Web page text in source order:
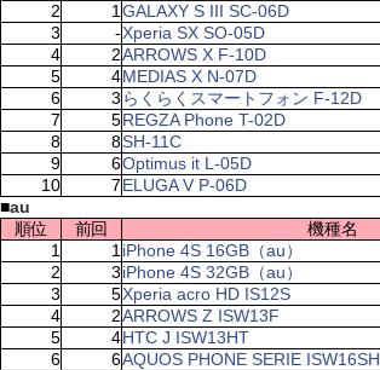
2
1 GALAXY S III SC-06D
3
-Xperia SX SO-05D
4
2ARROWS X F-10D
5
4MEDIAS X N-07D
6
3 らくらくスマートフォン F-12D
7
5REGZA Phone T-02D
8
8SH-11C
9
6Optimus it L-05D
10
7ELUGA V P-06D
■au
順位
前回
機種名
1
1 iPhone 4S 16GB（au）
2
3iPhone 4S 32GB（au）
3
5Xperia acro HD IS12S
4
2ARROWS Z ISW13F
5
4HTC J ISW13HT
6
6AQUOS PHONE SERIE ISW16SH